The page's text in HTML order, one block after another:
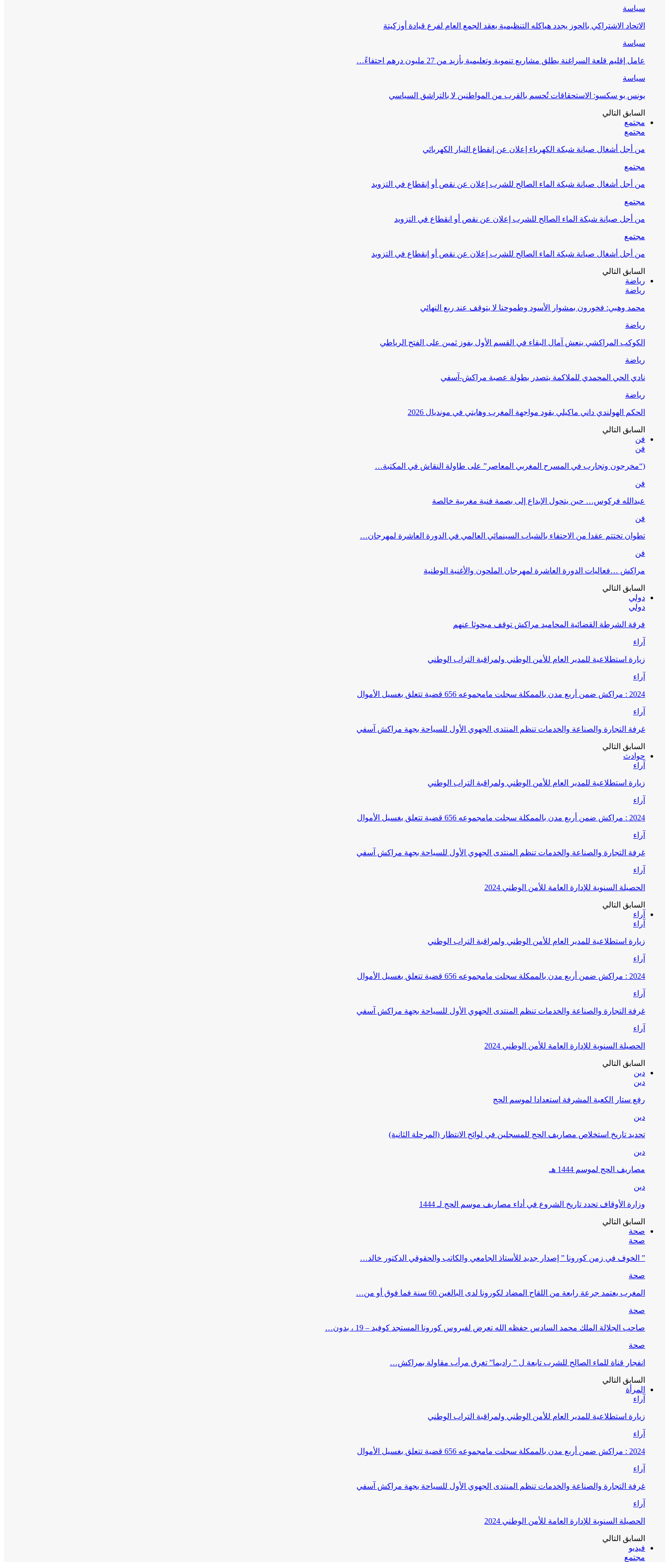
سياسة
الاتحاد الاشتراكي بالحوز يجدد هياكله التنظيمية بعقد الجمع العام لفرع قيادة أوزكيتة
سياسة
عامل إقليم قلعة السراغنة يطلق مشاريع تنموية وتعليمية بأزيد من 27 مليون درهم احتفاءً…
سياسة
يونس بو سكسو: الاستحقاقات تُحسم بالقرب من المواطنين لا بالتراشق السياسي
السابق التالي
مجتمع
مجتمع
من أجل أشغال صيانة شبكة الكهرباء إعلان عن إنقطاع التيار الكهربائي
مجتمع
من أجل أشغال صيانة شبكة الماء الصالح للشرب إعلان عن نقص أو إنقطاع في التزويد
مجتمع
من أجل صيانة شبكة الماء الصالح للشرب إعلان عن نقص أو انقطاع في التزويد
مجتمع
من أجل أشغال صيانة شبكة الماء الصالح للشرب إعلان عن نقص أو إنقطاع في التزويد
السابق التالي
رياضة
رياضة
محمد وهبي: فخورون بمشوار الأسود وطموحنا لا يتوقف عند ربع النهائي
رياضة
الكوكب المراكشي ينعش آمال البقاء في القسم الأول بفوز ثمين على الفتح الرباطي
رياضة
نادي الحي المحمدي للملاكمة يتصدر بطولة عصبة مراكش-آسفي
رياضة
الحكم الهولندي داني ماكيلي يقود مواجهة المغرب وهايتي في مونديال 2026
السابق التالي
فن
فن
(“مخرجون وتجارب في المسرح المغربي المعاصر” على طاولة النقاش في المكتبة…
فن
عبدالله فركوس… حين يتحول الإبداع إلى بصمة فنية مغربية خالصة
فن
تطوان تختتم عقدا من الاحتفاء بالشباب السينمائي العالمي في الدورة العاشرة لمهرجان…
فن
مراكش …فعاليات الدورة العاشرة لمهرجان الملحون والأغنية الوطنية
السابق التالي
دولي
دولي
فرقة الشرطة القضائية المحاميد مراكش توقف مبحوثا عنهم
آراء
زيارة استطلاعية للمدير العام للأمن الوطني ولمراقبة التراب الوطني
آراء
2024 : مراكش ضمن أربع مدن بالممكلة سجلت مامجموعه 656 قضية تتعلق بغسيل الأموال
آراء
غرفة التجارة والصناعة والخدمات تنظم المنتدى الجهوي الأول للسياحة بجهة مراكش آسفي
السابق التالي
حوادث
آراء
زيارة استطلاعية للمدير العام للأمن الوطني ولمراقبة التراب الوطني
آراء
2024 : مراكش ضمن أربع مدن بالممكلة سجلت مامجموعه 656 قضية تتعلق بغسيل الأموال
آراء
غرفة التجارة والصناعة والخدمات تنظم المنتدى الجهوي الأول للسياحة بجهة مراكش آسفي
آراء
الحصيلة السنوية للإدارة العامة للأمن الوطني 2024
السابق التالي
آراء
آراء
زيارة استطلاعية للمدير العام للأمن الوطني ولمراقبة التراب الوطني
آراء
2024 : مراكش ضمن أربع مدن بالممكلة سجلت مامجموعه 656 قضية تتعلق بغسيل الأموال
آراء
غرفة التجارة والصناعة والخدمات تنظم المنتدى الجهوي الأول للسياحة بجهة مراكش آسفي
آراء
الحصيلة السنوية للإدارة العامة للأمن الوطني 2024
السابق التالي
دين
دين
رفع ستار الكعبة المشرفة استعدادا لموسم الحج
دين
تحديد تاريخ استخلاص مصاريف الحج للمسجلين في لوائح الانتظار (المرحلة الثانية)
دين
مصاريف الحج لموسم 1444 هـ
دين
وزارة الأوقاف تحدد تاريخ الشروع في أداء مصاريف موسم الحج لـ 1444
السابق التالي
صحة
صحة
” الخوف في زمن كورونا ” إصدار جديد للأستاذ الجامعي والكاتب والحقوقي الدكتور خالد…
صحة
المغرب يعتمد جرعة رابعة من اللقاح المضاد لكورونا لدى البالغين 60 سنة فما فوق أو من…
صحة
صاحب الجلالة الملك محمد السادس حفظه الله تعرض لفيروس كورونا المستجد كوفيد – 19 ، بدون…
صحة
انفجار قناة للماء الصالح للشرب تابعة ل ” راديما” تغرق مرأب مقاولة بمراكش…
السابق التالي
المرأة
آراء
زيارة استطلاعية للمدير العام للأمن الوطني ولمراقبة التراب الوطني
آراء
2024 : مراكش ضمن أربع مدن بالممكلة سجلت مامجموعه 656 قضية تتعلق بغسيل الأموال
آراء
غرفة التجارة والصناعة والخدمات تنظم المنتدى الجهوي الأول للسياحة بجهة مراكش آسفي
آراء
الحصيلة السنوية للإدارة العامة للأمن الوطني 2024
السابق التالي
فيديو
مجتمع